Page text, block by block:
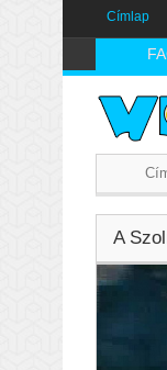
Címlap
A